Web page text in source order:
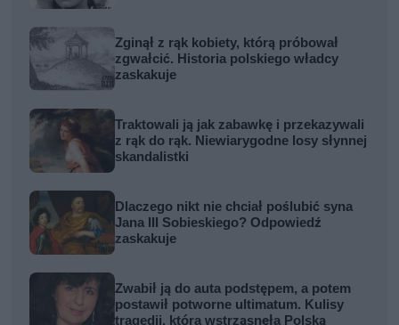
Zginął z rąk kobiety, którą próbował
zgwałcić. Historia polskiego władcy
zaskakuje
Traktowali ją jak zabawkę i przekazywali
z rąk do rąk. Niewiarygodne losy słynnej
skandalistki
Dlaczego nikt nie chciał poślubić syna
Jana III Sobieskiego? Odpowiedź
zaskakuje
Zwabił ją do auta podstępem, a potem
postawił potworne ultimatum. Kulisy
tragedii, która wstrząsnęła Polską